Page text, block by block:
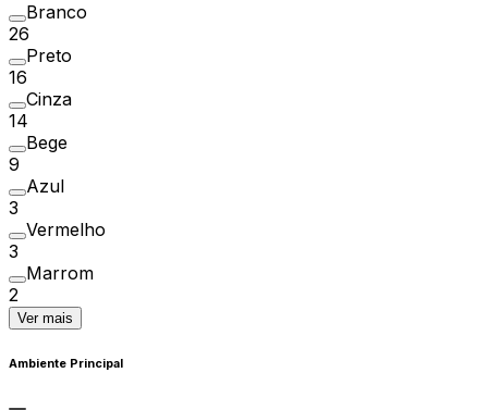
Branco
26
Preto
16
Cinza
14
Bege
9
Azul
3
Vermelho
3
Marrom
2
Ver mais
Ambiente Principal